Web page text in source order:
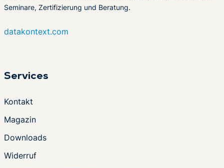
Seminare, Zertifizierung und Beratung.
datakontext.com
Services
Kontakt
Magazin
Downloads
Widerruf